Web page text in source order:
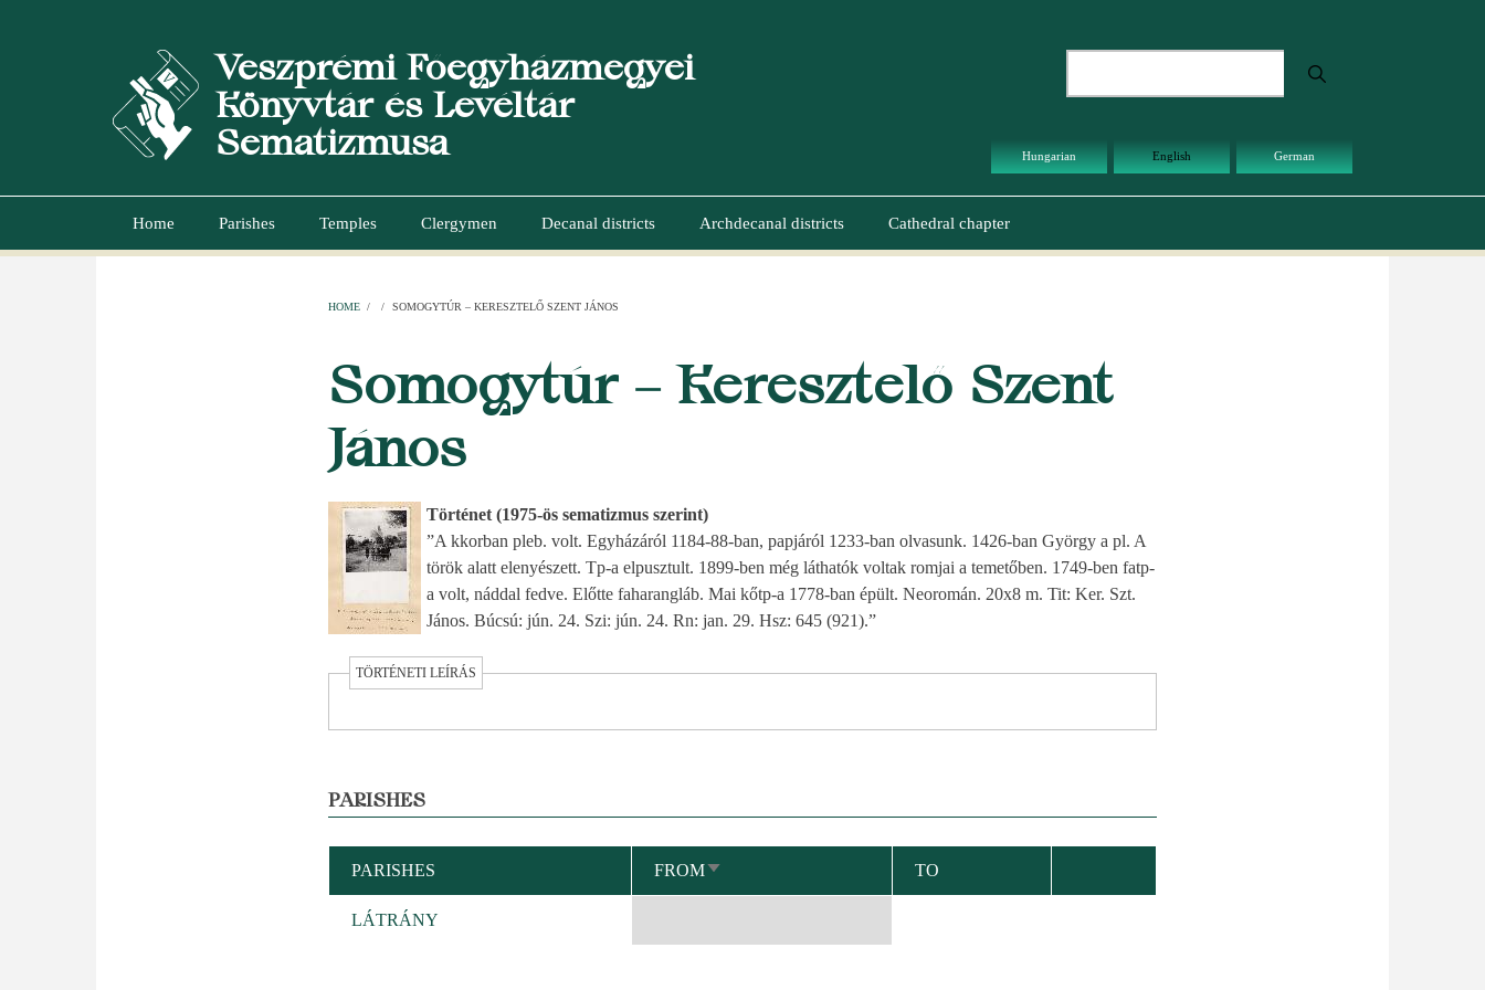
Veszprémi Főegyházmegyei
Könyvtár és Levéltár
Sematizmusa
Hungarian English German
Main
Home Parishes Temples Clergymen Decanal districts Archdecanal districts Cathedral chapter
HOME / / SOMOGYTÚR – KERESZTELŐ SZENT JÁNOS
Somogytúr – Keresztelő Szent
János
Történet (1975-ös sematizmus szerint)
”A kkorban pleb. volt. Egyházáról 1184-88-ban, papjáról 1233-ban olvasunk. 1426-ban György a pl. A
török alatt elenyészett. Tp-a elpusztult. 1899-ben még láthatók voltak romjai a temetőben. 1749-ben fatp-
a volt, náddal fedve. Előtte faharangláb. Mai kőtp-a 1778-ban épült. Neoromán. 20x8 m. Tit: Ker. Szt.
János. Búcsú: jún. 24. Szi: jún. 24. Rn: jan. 29. Hsz: 645 (921).”
TÖRTÉNETI LEÍRÁS
PARISHES
PARISHES FROMSORT
ASCENDING
TO
LÁTRÁNY